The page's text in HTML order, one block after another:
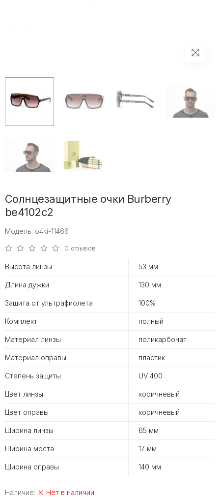
Солнцезащитные очки Burberry
be4102c2
Модель: o4ki-11466
0 отзывов
Высота линзы 53 мм
Длина дужки 130 мм
Защита от ультрафиолета 100%
Комплект полный
Материал линзы поликарбонат
Материал оправы пластик
Степень защиты UV 400
Цвет линзы коричневый
Цвет оправы коричневый
Ширина линзы 65 мм
Ширина моста 17 мм
Ширина оправы 140 мм
Наличие: Нет в наличии